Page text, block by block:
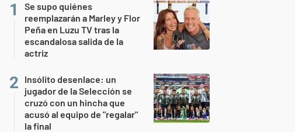
Se supo quiénes
reemplazarán a Marley y Flor
Peña en Luzu TV tras la
escandalosa salida de la
actriz
Insólito desenlace: un
jugador de la Selección se
cruzó con un hincha que
acusó al equipo de "regalar"
la final